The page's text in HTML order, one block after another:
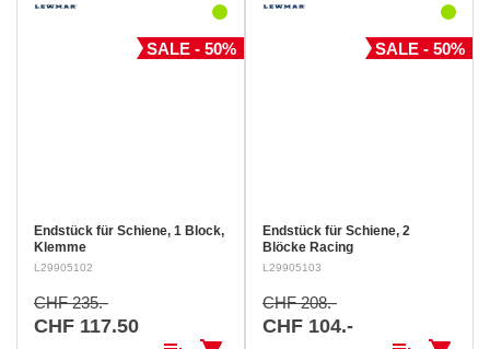
SALE - 50%
Endstück für Schiene, 1 Block,
Klemme
L29905102
CHF 235.-
CHF 117.50
SALE - 50%
Endstück für Schiene, 2
Blöcke Racing
L29905103
CHF 208.-
CHF 104.-